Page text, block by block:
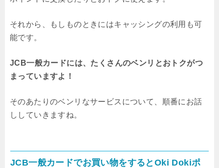
それから、もしものときにはキャッシングの利用も可
能です。
JCB一般カードには、たくさんのベンリとおトクがつ
まっていますよ！
そのあたりのベンリなサービスについて、順番にお話
ししていきますね。
JCB一般カードでお買い物をするとOki Dokiポ